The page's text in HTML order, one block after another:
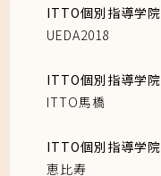
ITTO個別指導学院
UEDA2018
ITTO個別指導学院
ITTO馬橋
ITTO個別指導学院
恵比寿